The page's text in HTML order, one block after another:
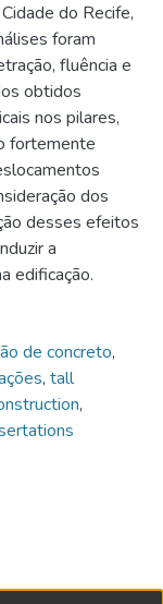
do Recife,
foram
fluência e
obtidos
nos pilares,
fortemente
dos
desses efeitos
a
edificação.
de concreto,
, tall
,